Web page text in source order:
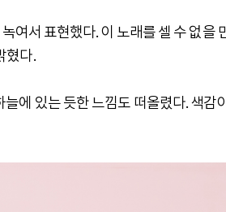
여서 표현했다. 이 노래를 셀 수 없을
혔다.
에 있는 듯한 느낌도 떠올렸다. 색감